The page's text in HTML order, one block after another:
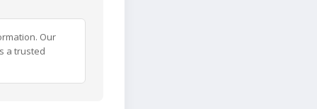
Our
a trusted